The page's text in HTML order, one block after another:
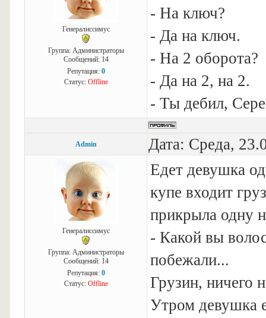
Генералиссимус
Группа: Администраторы
Сообщений: 14
Репутация: 0
Статус: Offline
- На ключ?
- Да на ключ.
- На 2 оборота?
- Да на 2, на 2.
- Ты дебил,
Admin Дата: Среда,
Генералиссимус
Группа: Администраторы
Сообщений: 14
Репутация: 0
Статус: Offline
Едет девушка
купе входит
прикрыла одну
- Какой вы
побежали...
Грузин, ничего
Утром девушка